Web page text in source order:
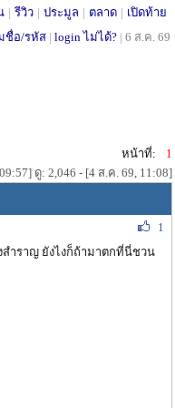
| รีวิว | ประมูล | ตลาด | เปิดท้าย
ชื่อ/รหัส | login ไม่ได้? | 6 ส.ค. 69
หน้าที่:
1
ดู: 2,046 - [4 ส.ค. 69, 11:08]
1
ำราญ ยังไงก็ถ้ามาตกที่นี่ชวน